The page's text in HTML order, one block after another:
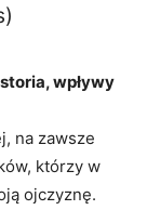
wpływy
na zawsze
którzy w
ojczyznę.